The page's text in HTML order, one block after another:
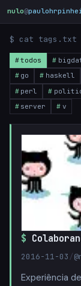
nulo@
$ cat tags.txt
todos
go
haskell
perl
server
v
2016-11-03 /
Experiência